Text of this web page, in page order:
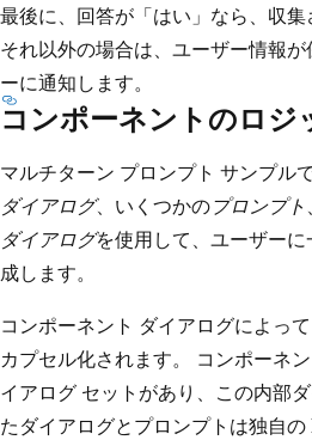
最後に、回答が「はい」なら、収集
それ以外の場合は、ユーザー情報
ーに通知します。
コンポーネントのロジ
マルチターン プロンプト サンプルで
ダイアログ、いくつかのプロンプト
ダイアログを使用して、ユーザー
成します。
コンポーネント ダイアログによっ
カプセル化されます。 コンポーネ
イアログ セットがあり、この内部
たダイアログとプロンプトは独自